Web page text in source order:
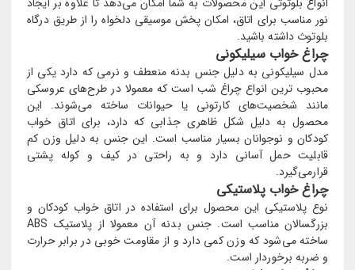
نور مناسب برای اتاق، امکان پخش موسیقی دلخواه را از طریق درگاه
بلوتوث داشته باشید.
چراغ خواب سیلیکونی
مدل سیلیکونی به دلیل جنس بدنه منعطف و نرمی که دارد یکی از
محبوب ترین انواع چراغ شب است که معمولا در طرح‌‌های عروسکی
مانند شخصیت‌های کارتونی یا حیوانات ساخته می‌شوند. این
محصول به دلیل شکل ظاهری جذابی که دارد، برای اتاق خواب
کودکان و نوجوانان بسیار مناسب است. این جنس به دلیل وزن کم
قابلیت حمل آسانی دارد و به راحتی در کیف و کوله پشتی
قرارمی‌گیرد.
چراغ خواب پلاستیکی
نوع پلاستیکی این محصول برای استفاده در اتاق خواب کودکان و
بزرگسالان مناسب است. جنس بدنه آن معمولا از پلاستیک ABS
ساخته می‌شود که وزن کمی دارد و از مقاومت خوبی در برابر حرارت
و ضربه برخوردار است.